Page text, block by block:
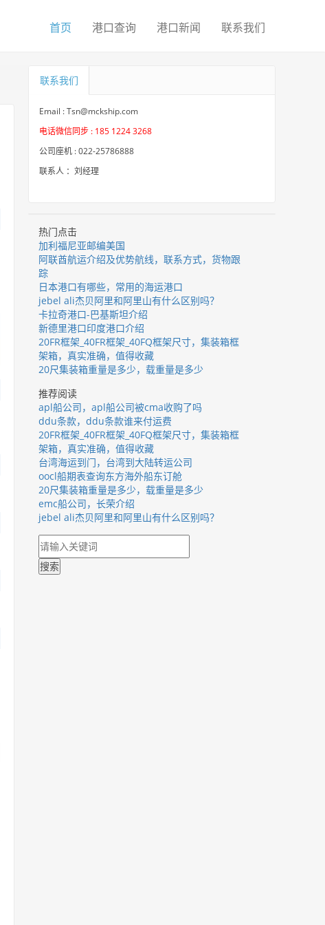
首页 港口查询 港口新闻 联系我们
联系我们
Email : Tsn@mckship.com
电话微信同步 : 185 1224 3268
公司座机 : 022-25786888
联系人 ：刘经理
热门点击
加利福尼亚邮编美国
阿联酋航运介绍及优势航线，联系方式，货物跟
踪
日本港口有哪些，常用的海运港口
jebel ali杰贝阿里和阿里山有什么区别吗？
卡拉奇港口-巴基斯坦介绍
新德里港口印度港口介绍
20FR框架_40FR框架_40FQ框架尺寸，集装箱框
架箱，真实准确，值得收藏
20尺集装箱重量是多少，载重量是多少
推荐阅读
apl船公司，apl船公司被cma收购了吗
ddu条款，ddu条款谁来付运费
20FR框架_40FR框架_40FQ框架尺寸，集装箱框
架箱，真实准确，值得收藏
台湾海运到门，台湾到大陆转运公司
oocl船期表查询东方海外船东订舱
20尺集装箱重量是多少，载重量是多少
emc船公司，长荣介绍
jebel ali杰贝阿里和阿里山有什么区别吗？